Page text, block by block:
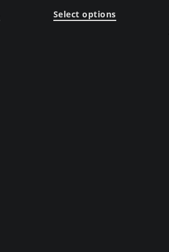
Select options